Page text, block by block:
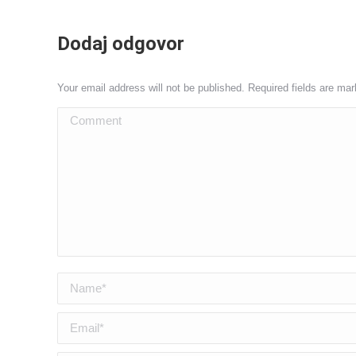
Dodaj odgovor
Your email address will not be published. Required fields are
Comment
Name *
Email *